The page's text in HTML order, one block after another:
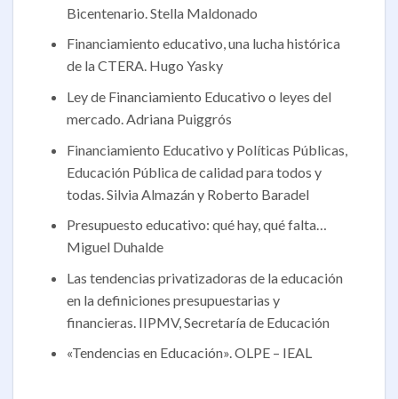
Bicentenario. Stella Maldonado
Financiamiento educativo, una lucha histórica
de la CTERA. Hugo Yasky
Ley de Financiamiento Educativo o leyes del
mercado. Adriana Puiggrós
Financiamiento Educativo y Políticas Públicas,
Educación Pública de calidad para todos y
todas. Silvia Almazán y Roberto Baradel
Presupuesto educativo: qué hay, qué falta…
Miguel Duhalde
Las tendencias privatizadoras de la educación
en la definiciones presupuestarias y
financieras. IIPMV, Secretaría de Educación
«Tendencias en Educación». OLPE – IEAL